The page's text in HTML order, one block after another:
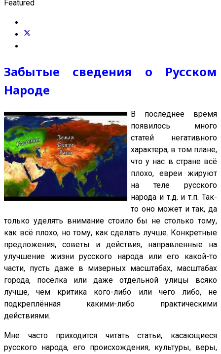
Featured
Забытые сведения о Русском
Народе
В последнее время
появилось много
статей негативного
характера, в том плане,
что у нас в стране всё
плохо, евреи жируют
на теле русского
народа и т.д. и т.п. Так-
то оно может и так, да
только уделять внимание стоило бы не столько тому,
как всё плохо, но тому, как сделать лучше. Конкретные
предложения, советы и действия, направленные на
улучшение жизни русского народа или его какой-то
части, пусть даже в мизерных масштабах, масштабах
города, посёлка или даже отдельной улицы всяко
лучше, чем критика кого-либо или чего либо, не
подкреплённая какими-либо практическими
действиями.
Мне часто приходится читать статьи, касающиеся
русского народа, его происхождения, культуры, веры,